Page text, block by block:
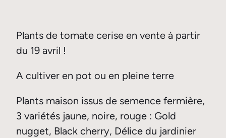
Plants de tomate cerise en vente à partir
du 19 avril !
A cultiver en pot ou en pleine terre
Plants maison issus de semence fermière,
3 variétés jaune, noire, rouge : Gold
nugget, Black cherry, Délice du jardinier